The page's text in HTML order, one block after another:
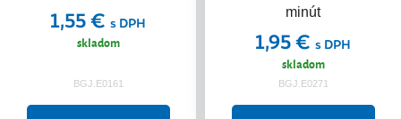
1,55 € s DPH
skladom
BGJ.E0161
minút
1,95 € s DPH
skladom
BGJ.E0271